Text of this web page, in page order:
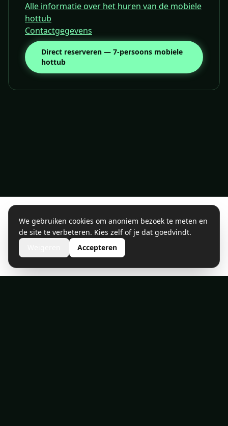
Alle informatie over het huren van de mobiele
hottub
Contactgegevens
Direct reserveren — 7-persoons mobiele
hottub
We gebruiken cookies om anoniem bezoek te meten en
de site te verbeteren. Kies zelf of je dat goedvindt.
Accepteren